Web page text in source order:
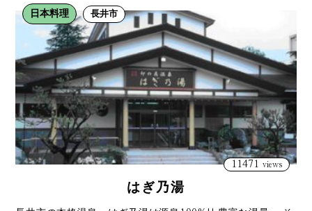
日本料理 長井市
11471 views
はぎ乃湯